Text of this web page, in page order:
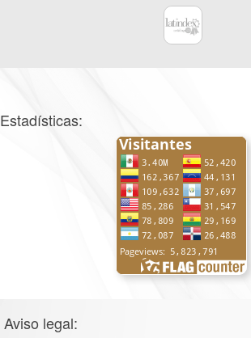
Estadísticas:
Aviso legal: